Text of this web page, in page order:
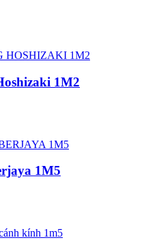
1M2
1M5